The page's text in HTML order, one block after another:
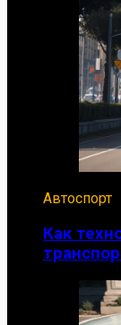
Автоспорт
Как